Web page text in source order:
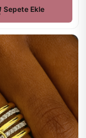
Sepete Ekle